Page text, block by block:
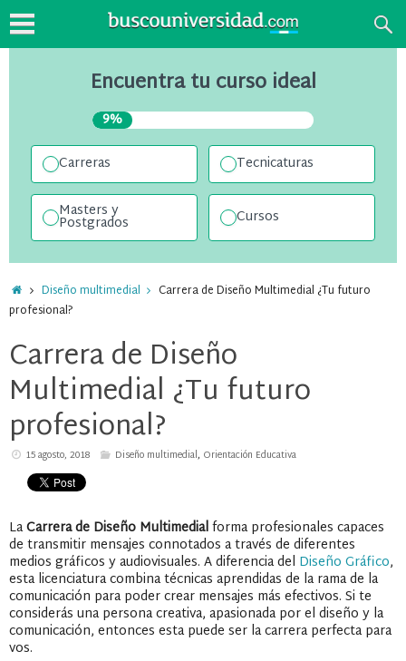
Encuentra tu curso ideal
9%
Carreras
Tecnicaturas
Masters y
Postgrados Cursos
Diseño multimedial
Carrera de Diseño Multimedial ¿Tu futuro
profesional?
Carrera de Diseño
Multimedial ¿Tu futuro
profesional?
15 agosto, 2018 Diseño multimedial, Orientación Educativa
LaCarrera de Diseño Multimedialforma profesionales capaces
de transmitir mensajes connotados a través de diferentes
medios gráficos y audiovisuales. A diferencia del Diseño Gráfico,
esta licenciatura combina técnicas aprendidas de la rama de la
comunicación para poder crear mensajes más efectivos. Si te
considerás una persona creativa, apasionada por el diseño y la
comunicación, entonces esta puede ser la carrera perfecta para
vos.